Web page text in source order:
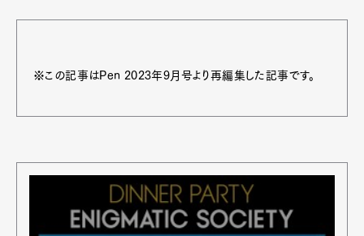
※この記事はPen 2023年9月号より再編集した記事です。